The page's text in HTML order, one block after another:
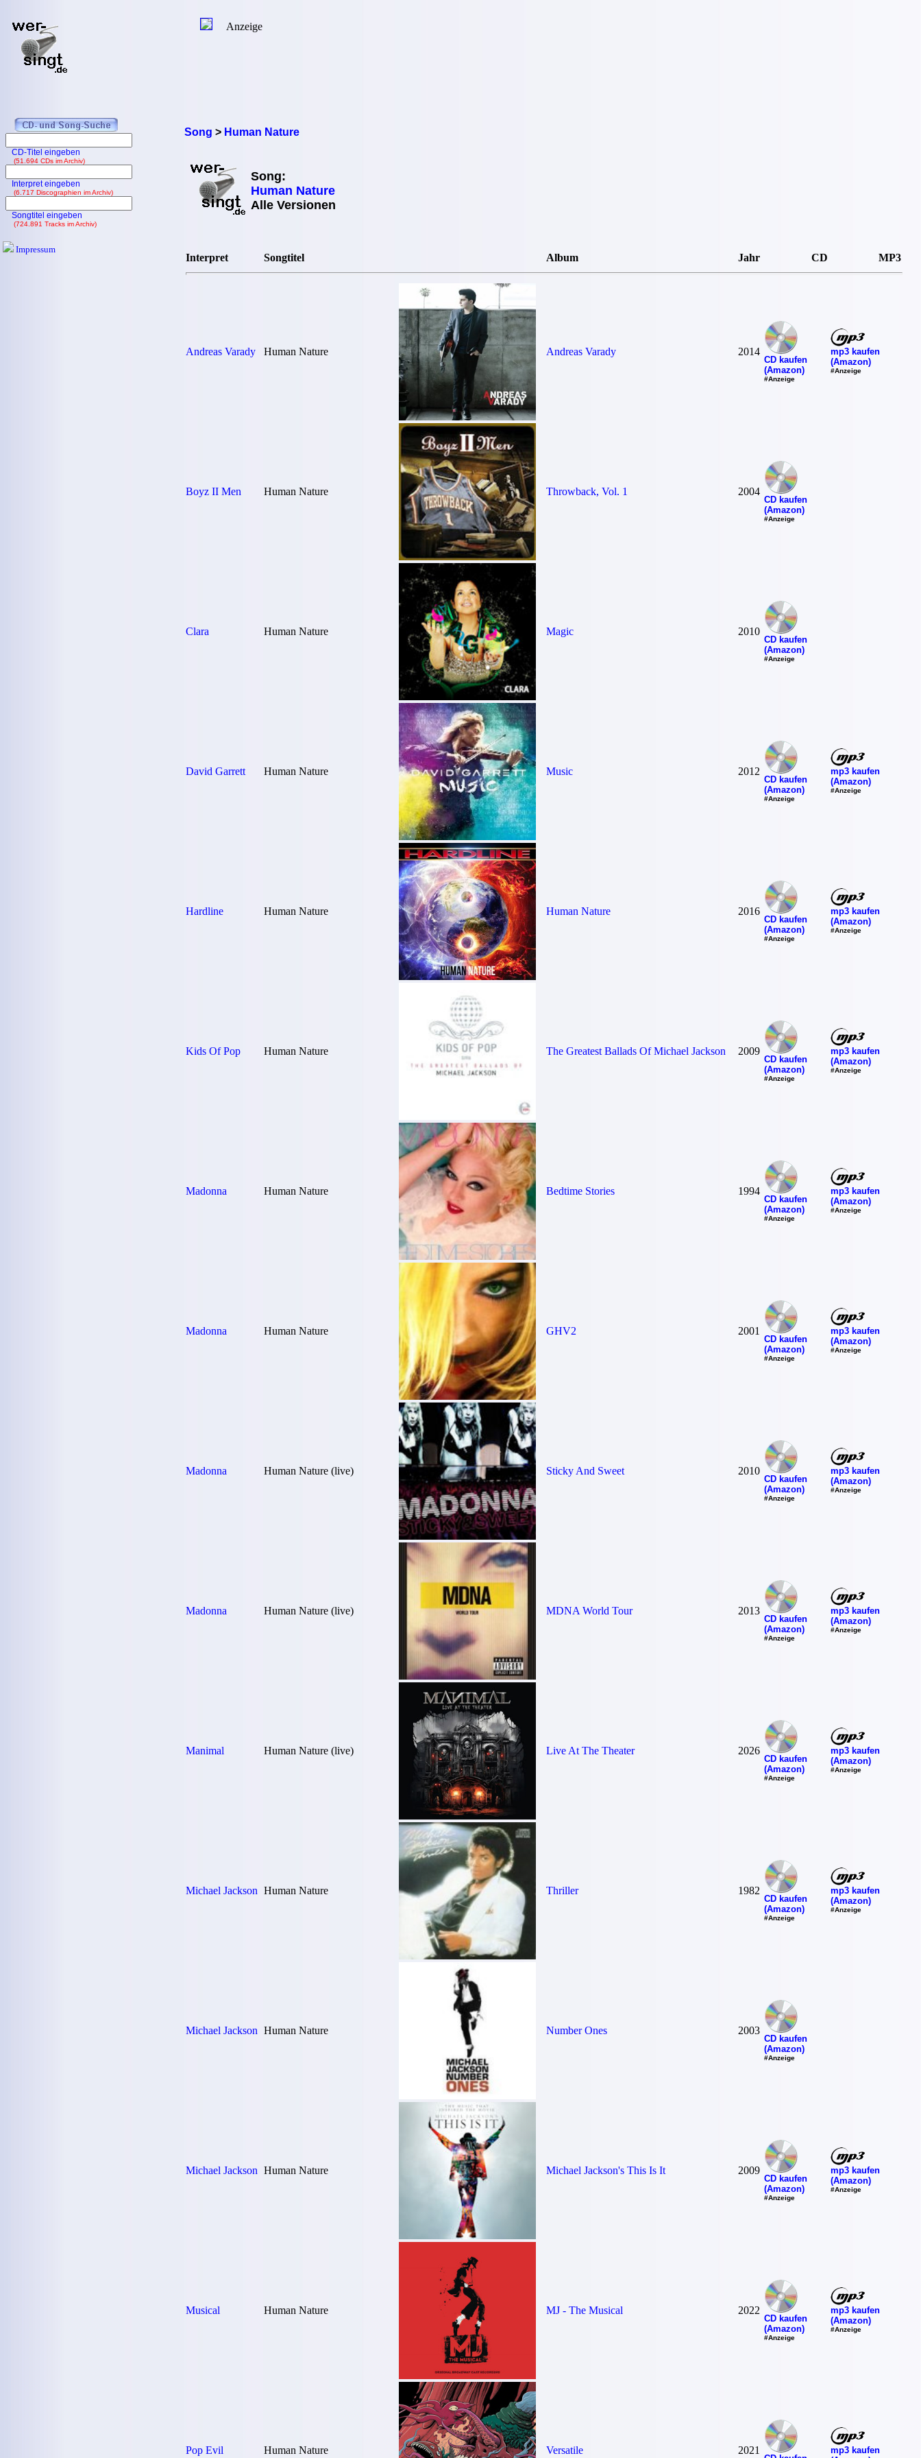
Song > Human Nature
Song:
Human Nature
Alle Versionen
Interpret Songtitel Album Jahr CD MP3
Andreas Varady Human Nature Andreas Varady 2014
CD kaufen
(Amazon)
#Anzeige
mp3 kaufen
(Amazon)
#Anzeige
Boyz II Men Human Nature Throwback, Vol. 1 2004
CD kaufen
(Amazon)
#Anzeige
Clara Human Nature Magic 2010
CD kaufen
(Amazon)
#Anzeige
David Garrett Human Nature Music 2012
CD kaufen
(Amazon)
#Anzeige
mp3 kaufen
(Amazon)
#Anzeige
Hardline Human Nature Human Nature 2016
CD kaufen
(Amazon)
#Anzeige
mp3 kaufen
(Amazon)
#Anzeige
Kids Of Pop Human Nature The Greatest Ballads Of Michael Jackson 2009
CD kaufen
(Amazon)
#Anzeige
mp3 kaufen
(Amazon)
#Anzeige
Madonna Human Nature Bedtime Stories 1994
CD kaufen
(Amazon)
#Anzeige
mp3 kaufen
(Amazon)
#Anzeige
Madonna Human Nature GHV2 2001
CD kaufen
(Amazon)
#Anzeige
mp3 kaufen
(Amazon)
#Anzeige
Madonna Human Nature (live) Sticky And Sweet 2010
CD kaufen
(Amazon)
#Anzeige
mp3 kaufen
(Amazon)
#Anzeige
Madonna Human Nature (live) MDNA World Tour 2013
CD kaufen
(Amazon)
#Anzeige
mp3 kaufen
(Amazon)
#Anzeige
Manimal Human Nature (live) Live At The Theater 2026
CD kaufen
(Amazon)
#Anzeige
mp3 kaufen
(Amazon)
#Anzeige
Michael Jackson Human Nature Thriller 1982
CD kaufen
(Amazon)
#Anzeige
mp3 kaufen
(Amazon)
#Anzeige
Michael Jackson Human Nature Number Ones 2003
CD kaufen
(Amazon)
#Anzeige
Michael Jackson Human Nature Michael Jackson's This Is It 2009
CD kaufen
(Amazon)
#Anzeige
mp3 kaufen
(Amazon)
#Anzeige
Musical Human Nature MJ - The Musical 2022
CD kaufen
(Amazon)
#Anzeige
mp3 kaufen
(Amazon)
#Anzeige
Pop Evil Human Nature Versatile 2021
mp3 kaufen
Anzeige
CD-Titel eingeben
(51.694 CDs im Archiv)
Interpret eingeben
(6.717 Discographien im Archiv)
Songtitel eingeben
(724.891 Tracks im Archiv)
Impressum